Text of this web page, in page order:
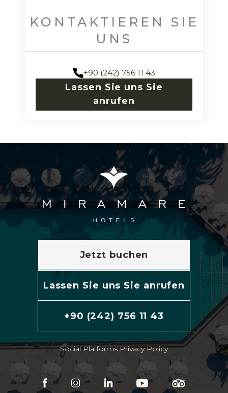
KONTAKTIEREN SIE
UNS
+90 (242) 756 11 43
Lassen Sie uns Sie
anrufen
Jetzt buchen
Lassen Sie uns Sie anrufen
+90 (242) 756 11 43
Social Platforms Privacy Policy